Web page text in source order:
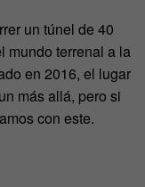
un túnel de 40
mundo terrenal a la
en 2016, el lugar
más allá, pero si
con este.